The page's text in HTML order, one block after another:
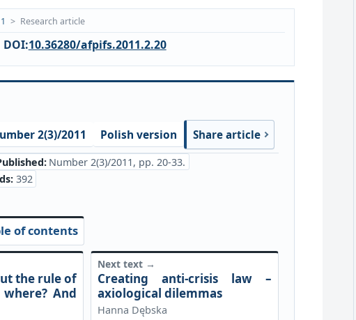
> Research article
DOI:10.36280/afpifs.2011.2.20
2(3)/2011 Polish version Share article
Number 2(3)/2011, pp. 20-33.
392
of contents
the rule of
And
Next text →
Creating anti-crisis law –
axiological dilemmas
Hanna Dębska